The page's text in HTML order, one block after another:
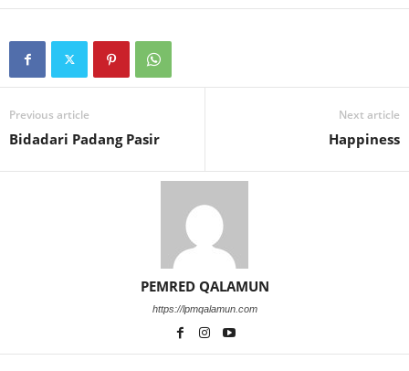
Previous article
Bidadari Padang Pasir
Next article
Happiness
PEMRED QALAMUN
https://lpmqalamun.com